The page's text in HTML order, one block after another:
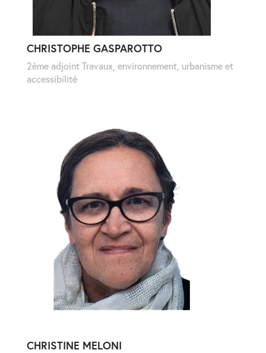
CHRISTOPHE GASPAROTTO
2ème adjoint Travaux, environnement, urbanisme et
accessibilité
CHRISTINE MELONI